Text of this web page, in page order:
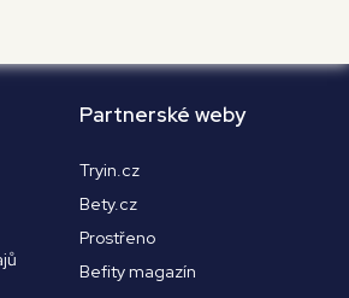
Partnerské weby
Tryin.cz
Bety.cz
Prostřeno
Befity magazín